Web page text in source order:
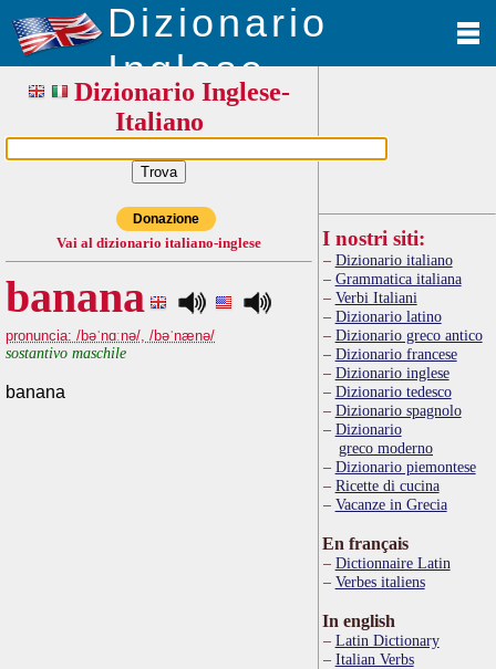
Dizionario
Inglese
Dizionario Inglese-
Italiano
Donazione
Vai al dizionario italiano-inglese
banana
pronuncia: /bəˈnɑːnə/, /bəˈnænə/
sostantivo maschile
banana
I nostri siti:
Dizionario italiano
Grammatica italiana
Verbi Italiani
Dizionario latino
Dizionario greco antico
Dizionario francese
Dizionario inglese
Dizionario tedesco
Dizionario spagnolo
Dizionario
greco moderno
Dizionario piemontese
Ricette di cucina
Vacanze in Grecia
En français
Dictionnaire Latin
Verbes italiens
In english
Latin Dictionary
Italian Verbs